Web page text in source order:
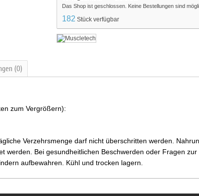
Das Shop ist geschlossen. Keine Bestellungen sind
182 Stück verfügbar
(0)
zum Vergrößern):
Verzehrsmenge darf nicht überschritten werden.
werden. Bei gesundheitlichen Beschwerden oder Fragen
aufbewahren. Kühl und trocken lagern.